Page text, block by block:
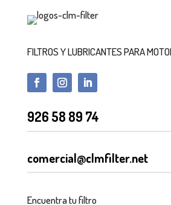
FILTROS Y LUBRICANTES PARA
926 58 89 74
comercial@clmfilter.net
Encuentra tu filtro